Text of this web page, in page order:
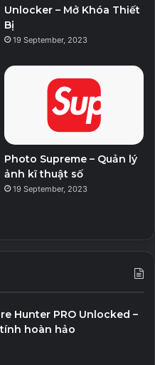
Unlocker – Mở Khóa Thiết
Bị
19 September, 2023
Photo Supreme – Quản lý
ảnh kĩ thuật số
19 September, 2023
Hunter PRO Unlocked –
hoàn hảo